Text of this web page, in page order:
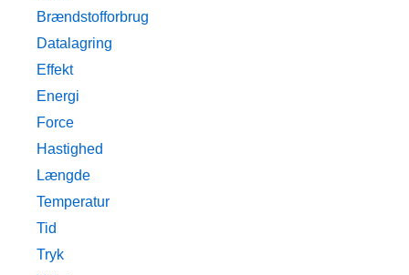
Brændstofforbrug
Datalagring
Effekt
Energi
Force
Hastighed
Længde
Temperatur
Tid
Tryk